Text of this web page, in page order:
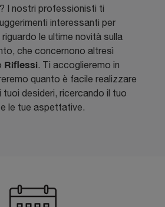
I nostri professionisti ti
interessanti per
le ultime novità sulla
che concernono altresì
Riflessi. Ti accoglieremo in
quanto è facile realizzare
desideri, ricercando il tuo
le tue aspettative.